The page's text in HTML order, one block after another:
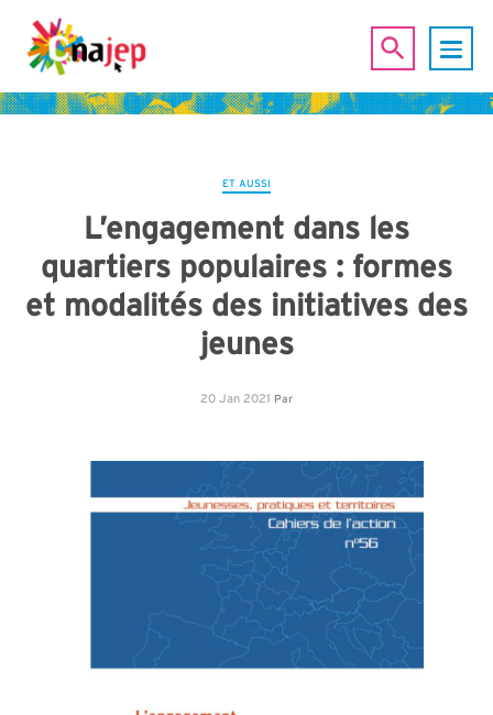
ET AUSSI
L’engagement dans les
quartiers populaires : formes
et modalités des initiatives des
jeunes
20 Jan 2021 Par